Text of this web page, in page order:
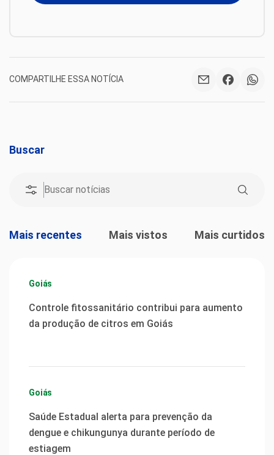
COMPARTILHE ESSA NOTÍCIA
Buscar
Mais recentes Mais vistos Mais curtidos
Goiás
Controle fitossanitário contribui para aumento
da produção de citros em Goiás
Goiás
Saúde Estadual alerta para prevenção da
dengue e chikungunya durante período de
estiagem